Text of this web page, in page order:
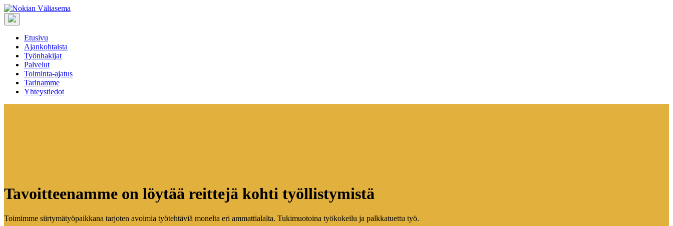
Etusivu
Ajankohtaista
Työnhakijat
Palvelut
Toiminta-ajatus
Tarinamme
Yhteystiedot
Tavoitteenamme on löytää reittejä kohti työllistymistä
Toimimme siirtymätyöpaikkana tarjoten avoimia työtehtäviä monelta eri ammattialalta. Tukimuotoina työkokeilu ja palkkatuettu työ.